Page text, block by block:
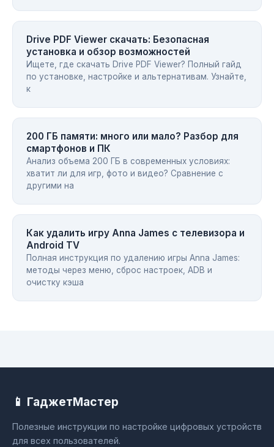
Drive PDF Viewer скачать: Безопасная
установка и обзор возможностей
Ищете, где скачать Drive PDF Viewer? Полный гайд
по установке, настройке и альтернативам. Узнайте,
к
200 ГБ памяти: много или мало? Разбор для
смартфонов и ПК
Анализ объема 200 ГБ в современных условиях:
хватит ли для игр, фото и видео? Сравнение с
другими на
Как удалить игру Anna James с телевизора и
Android TV
Полная инструкция по удалению игры Anna James:
методы через меню, сброс настроек, ADB и
очистку кэша
📱 ГаджетМастер
Полезные инструкции по настройке цифровых устройств
для всех пользователей.